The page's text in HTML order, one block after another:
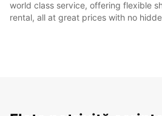
world class service, offering flexible
rental, all at great prices with no